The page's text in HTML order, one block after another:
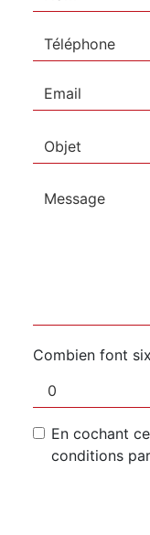
Combien font
En cochant
conditions